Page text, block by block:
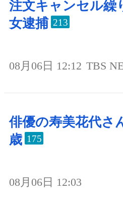
注文キャンセル繰
女逮捕 213
08月06日 12:12 TBS
俳優の寿美花代さ
歳 175
08月06日 12:03